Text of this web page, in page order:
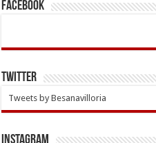
Facebook
Twitter
Tweets by Besanavilloria